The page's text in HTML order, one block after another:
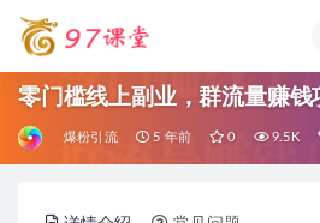
零门槛线上副业，群流量赚钱
爆粉引流 5 年前 0 9.5K